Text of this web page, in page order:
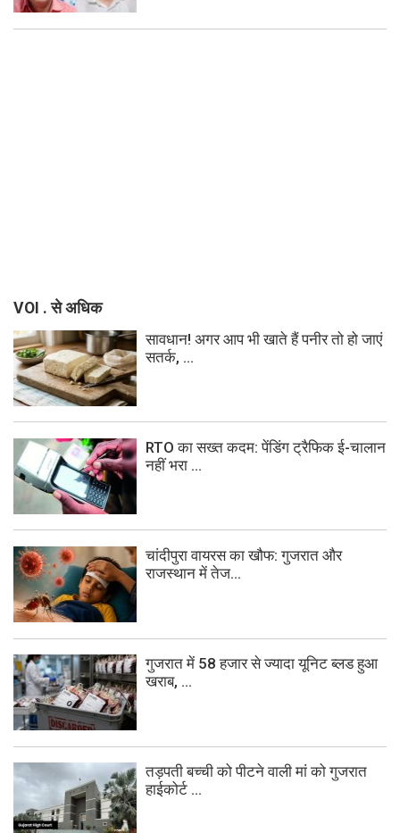
VOI . से अधिक
सावधान! अगर आप भी खाते हैं पनीर तो हो जाएं
सतर्क, ...
RTO का सख्त कदम: पेंडिंग ट्रैफिक ई-चालान
नहीं भरा ...
चांदीपुरा वायरस का खौफ: गुजरात और
राजस्थान में तेज...
गुजरात में 58 हजार से ज्यादा यूनिट ब्लड हुआ
खराब, ...
तड़पती बच्ची को पीटने वाली मां को गुजरात
हाईकोर्ट ...